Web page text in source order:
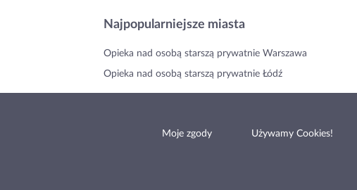
Najpopularniejsze miasta
Opieka nad osobą starszą prywatnie Warszawa
Opieka nad osobą starszą prywatnie Łódź
Moje zgody Używamy Cookies!